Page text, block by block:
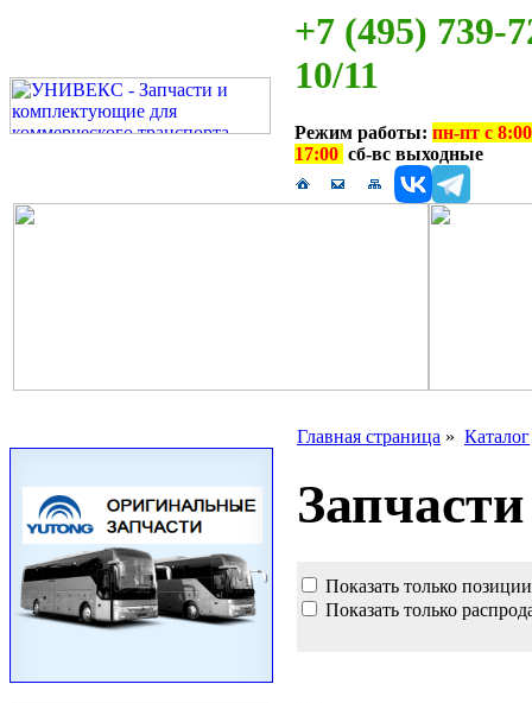
+7 (495) 739-
10/11
Режим работы: пн-пт с
17:00 сб-вс выходные
Главная страница » Каталог
Показать только
Показать только